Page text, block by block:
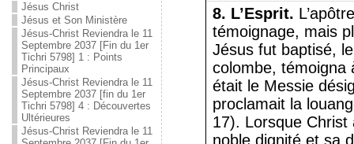
Jésus Christ
Jésus et Son Ministère
Jésus-Christ Reviendra le 11
Septembre 2037 [Fin du 1er
Tichri 5798] 1 : Points
Principaux
Jésus-Christ Reviendra le 11
Septembre 2037 [fin du 1er
Tichri 5798] 4 : Découvertes
Ultérieures
Jésus-Christ Reviendra le 11
8. L’Esprit.
témoignage, mais
Jésus fut baptisé,
colombe, témoigna
était le Messie
proclamait la
17). Lorsque
noble dignité et sa